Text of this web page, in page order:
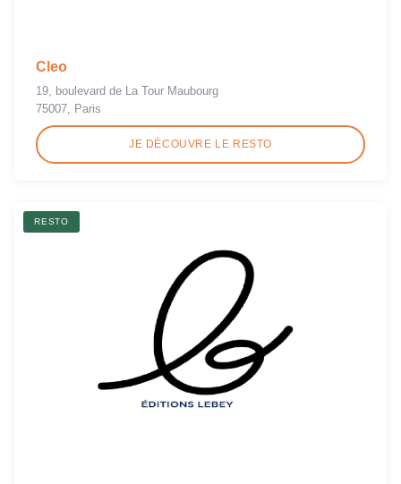
Cleo
19, boulevard de La Tour Maubourg
75007, Paris
JE DÉCOUVRE LE RESTO
RESTO